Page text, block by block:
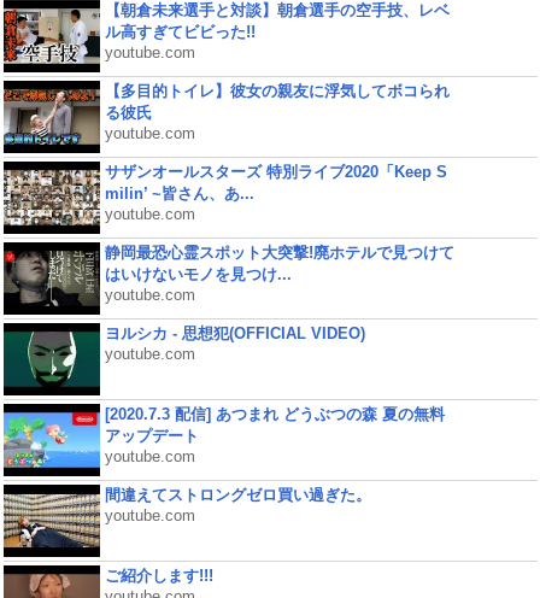
【朝倉未来選手と対談】朝倉選手の空手技、レベ
ル高すぎてビビった!!
youtube.com
【多目的トイレ】彼女の親友に浮気してボコられ
る彼氏
youtube.com
サザンオールスターズ 特別ライブ2020「Keep S
milin’ ~皆さん、あ...
youtube.com
静岡最恐心霊スポット大突撃!廃ホテルで見つけて
はいけないモノを見つけ...
youtube.com
ヨルシカ - 思想犯(OFFICIAL VIDEO)
youtube.com
[2020.7.3 配信] あつまれ どうぶつの森 夏の無料
アップデート
youtube.com
間違えてストロングゼロ買い過ぎた。
youtube.com
ご紹介します!!!